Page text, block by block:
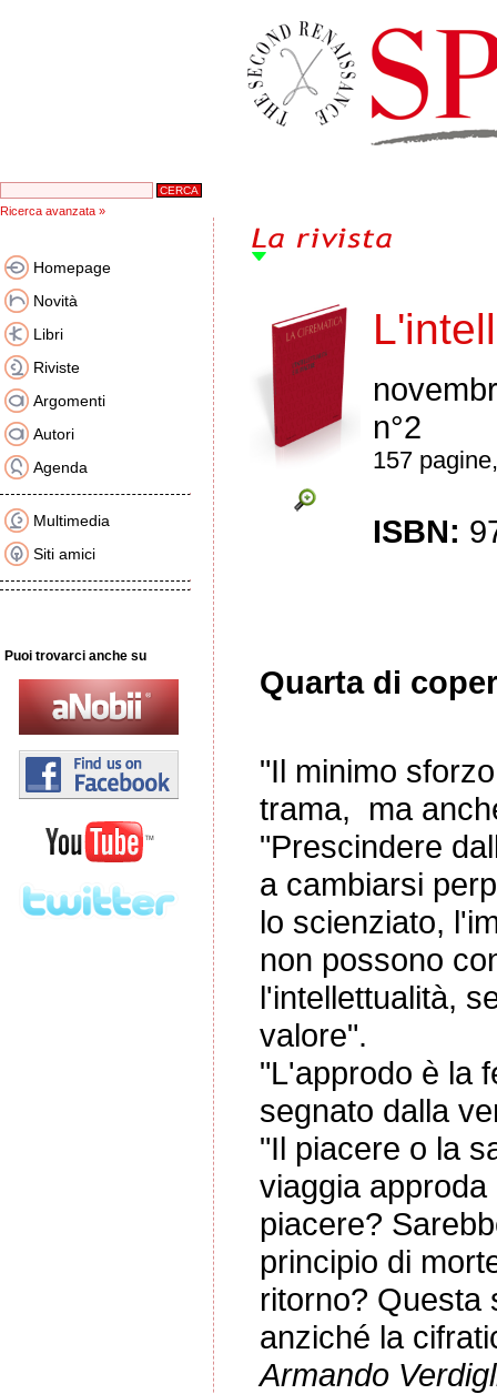
Ricerca avanzata »
Homepage
Novità
Libri
Riviste
Argomenti
Autori
Agenda
Multimedia
Siti amici
Puoi trovarci anche su
n°2
157
ISBN:
Quarta di
"Il minimo
trama, ma
"Prescindere
a cambiarsi
lo scienziato,
non possono
l'intellettualità,
valore".
"L'approdo è la
segnato dalla
"Il piacere o la
viaggia
piacere?
principio di
ritorno? Questa
anziché la
Armando